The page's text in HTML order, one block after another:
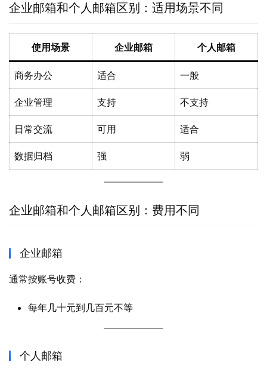
企业邮箱和个人邮箱区别：适用场景不同
使用场景 企业邮箱 个人邮箱
商务办公 适合 一般
企业管理 支持 不支持
日常交流 可用 适合
数据归档 强 弱
企业邮箱和个人邮箱区别：费用不同
企业邮箱
通常按账号收费：
每年几十元到几百元不等
个人邮箱